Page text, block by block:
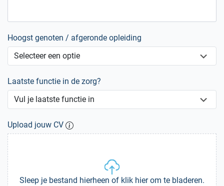
Hoogst genoten / afgeronde opleiding
Laatste functie in de zorg?
Upload jouw CV
Sleep je bestand hierheen of klik hier om te bladeren.